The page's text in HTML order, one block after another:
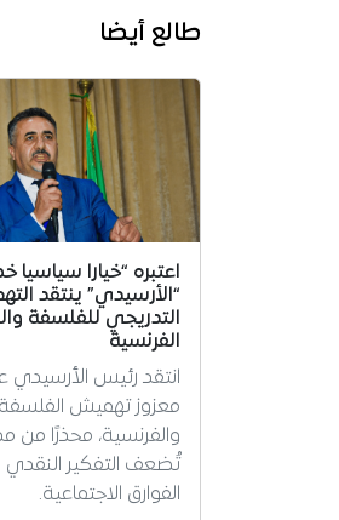
طالع أيضا
اعتبره “خيارا سياسيا
“الأرسيدي” ينتقد
التدريجي للفلسفة
الفرنسية
انتقد رئيس الأرسيدي
معزوز تهميش الفلسفة
والفرنسية، محذرًا من
تُضعف التفكير
الفوارق الاجتماعية.